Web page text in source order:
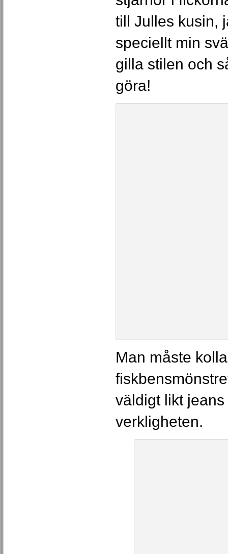
till Julles kusin,
speciellt min
gilla stilen och
göra!
Man måste
väldigt likt
verkligheten.